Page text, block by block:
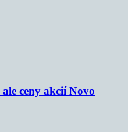
ceny akcií Novo